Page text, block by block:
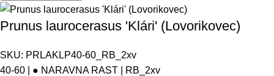
Prunus laurocerasus 'Klári' (Lovorikovec)
SKU: PRLAKLP40-60_RB_2xv
40-60 | ● NARAVNA RAST | RB_2xv